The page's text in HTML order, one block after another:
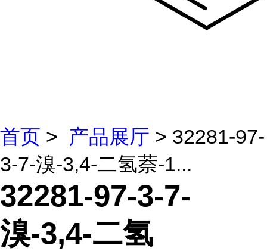
首页 > 产品展厅 > 32281-97-
3-7-溴-3,4-二氢萘-1...
32281-97-3-7-
溴-3,4-二氢